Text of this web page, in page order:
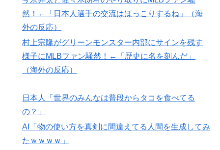
▶ ライバルのリコに身体で賞金払わせる話やりてえ
▶
欧州「日本だけ反則だろ…」 世界の『日本びいき』に
▶ 【激震】韓国人「韓国サッカー協会、W杯・五輪で複数
回の性接待を行い審判を買収していたことが発覚…（ﾌﾞ
ﾙﾌﾞﾙ」＝韓国の反応
▶
韓国人「韓国サッカー協会W杯予選で外国人審判に性接
待したことが発覚！」
【海外の反応】野球を観はじめたばかりなんだが大谷翔
平って投手としてはどれくらいのレベルなの？ → 「ト
ップ層ではあるが二刀流の影響で超一流とまでは言えな
然！←「日本人選手の交流はほっこりするね」（海
外の反応）
村上宗隆がグリーンモンスター内部にサインを残す
様子にMLBファン騒然！←「歴史に名を刻んだ」
（海外の反応）
日本人「世界のみんなは普段からタコを食べてる
の？」
AI「物の使い方を真剣に間違えてる人間を生成してみ
たｗｗｗｗ」